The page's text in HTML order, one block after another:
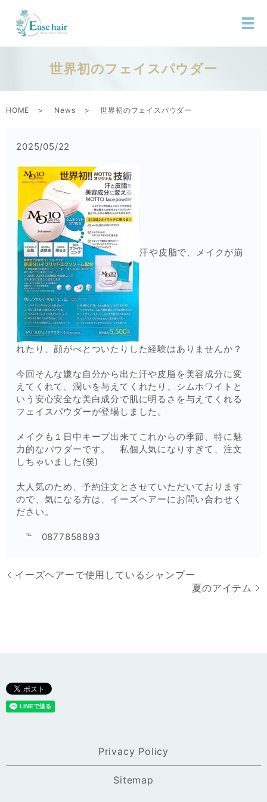
世界初のフェイスパウダー
HOME News 世界初のフェイスパウダー
2025/05/22
汗や皮脂で、メイクが崩
れたり、顔がべとついたりした経験はありませんか？
今回そんな嫌な自分から出た汗や皮脂を美容成分に変
えてくれて、潤いを与えてくれたり、シムホワイトと
いう安心安全な美白成分で肌に明るさを与えてくれる
フェイスパウダーが登場しました。
メイクも１日中キープ出来てこれからの季節、特に魅
力的なパウダーです。 私個人気になりすぎて、注文
しちゃいました(笑)
大人気のため、予約注文とさせていただいております
ので、気になる方は、イーズヘアーにお問い合わせく
ださい。
℡ 0877858893
イーズヘアーで使用しているシャンプー
夏のアイテム
Privacy Policy
Sitemap